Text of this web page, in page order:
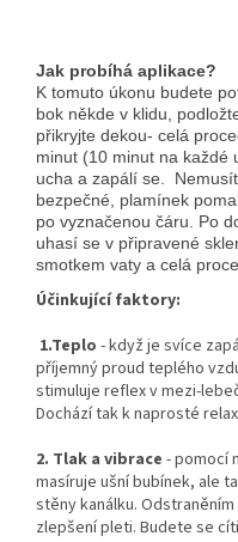
Jak probíhá aplikace?
K tomuto úkonu budete
bok někde v klidu,
přikryjte dekou- celá
minut (10 minut na každé
ucha a zapálí se.
bezpečné, plamínek
po vyznačenou čáru. Po
uhasí se v připravené
smotkem vaty a celá
Účinkující faktory:
1.Teplo - když je svíce
příjemný proud teplého
stimuluje reflex v mezi-
Dochází tak k naprosté
2. Tlak a vibrace - pomocí
masíruje ušní bubínek, ale
stěny kanálku.
zlepšení pleti. Budete se